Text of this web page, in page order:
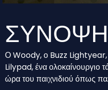
ΣΥΝΟΨΗ
Ο Woody, ο Buzz Lightyear, η
Lilypad, ένα ολοκαίνουργιο
ώρα του παιχνιδιού όπως